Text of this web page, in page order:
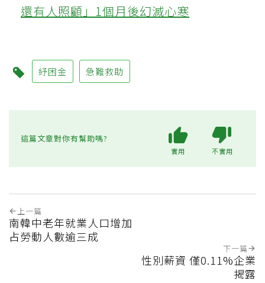
還有人照顧」1個月後幻滅心寒
紓困金 急難救助
這篇文章對你有幫助嗎?
實用 不實用
上一篇
南韓中老年就業人口增加
占勞動人數逾三成
下一篇
性別薪資 僅0.11%企業
揭露